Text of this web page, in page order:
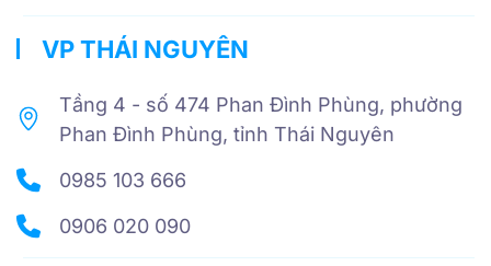
VP THÁI NGUYÊN
Tầng 4 - số 474 Phan Đình Phùng, phường
Phan Đình Phùng, tỉnh Thái Nguyên
0985 103 666
0906 020 090